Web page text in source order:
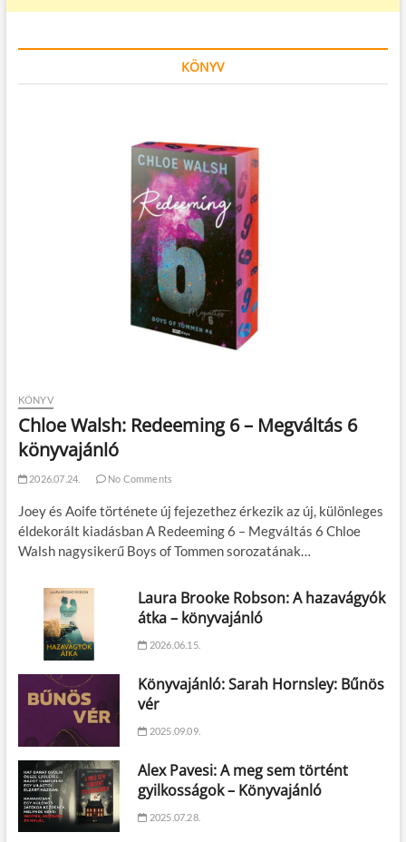
KÖNYV
KÖNYV
Chloe Walsh: Redeeming 6 – Megváltás 6
könyvajánló
2026.07.24. No Comments
Joey és Aoife története új fejezethez érkezik az új, különleges
éldekorált kiadásban A Redeeming 6 – Megváltás 6 Chloe
Walsh nagysikerű Boys of Tommen sorozatának…
Laura Brooke Robson: A hazavágyók
átka – könyvajánló
2026.06.15.
Könyvajánló: Sarah Hornsley: Bűnös
vér
2025.09.09.
Alex Pavesi: A meg sem történt
gyilkosságok – Könyvajánló
2025.07.28.